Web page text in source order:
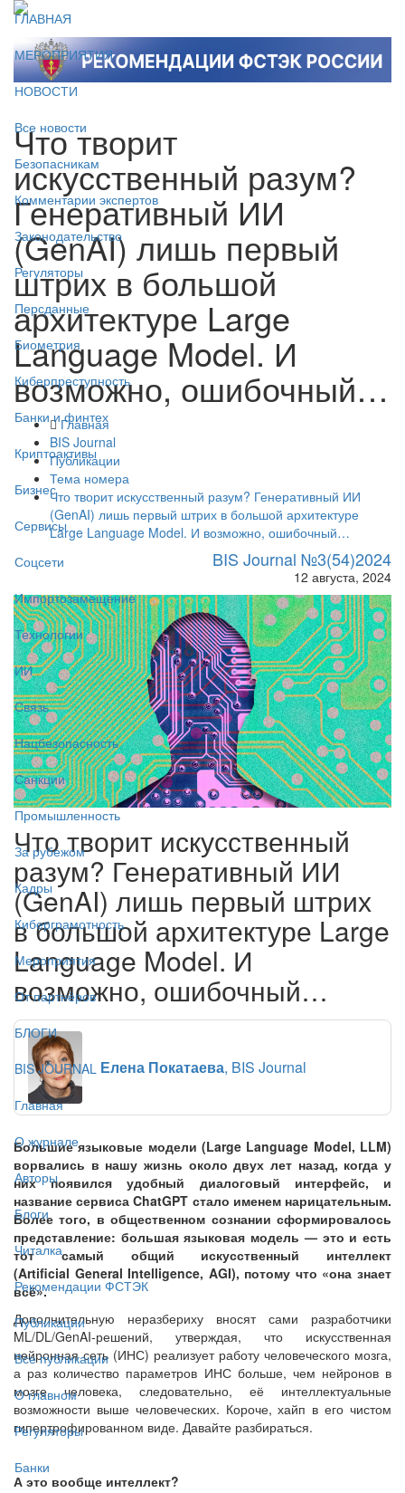
ГЛАВНАЯ
МЕРОПРИЯТИЯ
НОВОСТИ
Все новости
Безопасникам
Комментарии экспертов
Законодательство
Регуляторы
Персданные
Биометрия
Киберпреступность
Банки и финтех
Криптоактивы
Бизнес
Сервисы
Соцсети
Импортозамещение
Технологии
ИИ
Связь
Нацбезопасность
Санкции
Промышленность
За рубежом
Кадры
Киберграмотность
Мероприятия
От партнёров
БЛОГИ
BIS JOURNAL
Главная
О журнале
Авторы
Блоги
Читалка
Рекомендации ФСТЭК
Публикации
Все публикации
О главном
Регуляторы
Банки
Что творит
искусственный разум?
Генеративный ИИ
(GenAI) лишь первый
штрих в большой
архитектуре Large
Language Model. И
возможно, ошибочный…
Главная
BIS Journal
Публикации
Тема номера
Что творит искусственный разум? Генеративный ИИ
(GenAI) лишь первый штрих в большой архитектуре
Large Language Model. И возможно, ошибочный…
BIS Journal №3(54)2024
12 августа, 2024
Что творит искусственный
разум? Генеративный ИИ
(GenAI) лишь первый штрих
в большой архитектуре Large
Language Model. И
возможно, ошибочный…
Елена Покатаева, BIS Journal
Большие языковые модели (Large Language Model, LLM)
ворвались в нашу жизнь около двух лет назад, когда у
них появился удобный диалоговый интерфейс, и
название сервиса ChatGPT стало именем нарицательным.
Более того, в общественном сознании сформировалось
представление: большая языковая модель — это и есть
тот самый общий искусственный интеллект
(Artificial General Intelligence, AGI), потому что «она знает
всё».
Дополнительную неразбериху вносят сами разработчики
ML/DL/GenAI-решений, утверждая, что искусственная
нейронная сеть (ИНС) реализует работу человеческого мозга,
а раз количество параметров ИНС больше, чем нейронов в
мозге человека, следовательно, её интеллектуальные
возможности выше человеческих. Короче, хайп в его чистом
гипертрофированном виде. Давайте разбираться.
А это вообще интеллект?